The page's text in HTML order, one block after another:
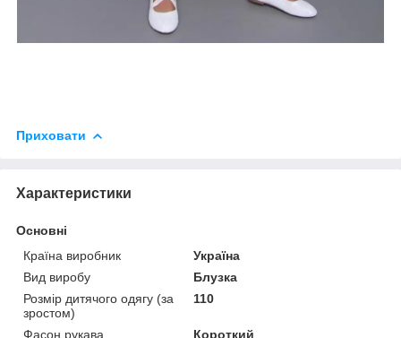
Приховати
Характеристики
Основні
Країна виробник
Україна
Вид виробу
Блузка
Розмір дитячого одягу (за
зростом)
110
Фасон рукава Короткий